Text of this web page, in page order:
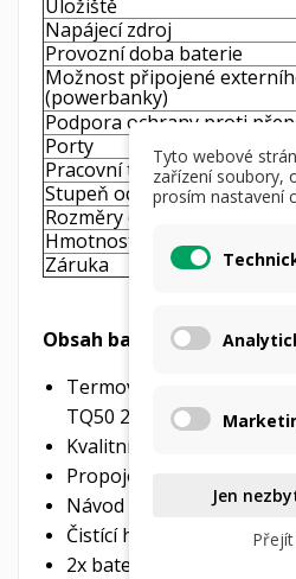
Úložiště
Napájecí zdroj
Provozní doba baterie
Možnost připojené
(powerbanky)
Podpora ochrany proti
Porty
Pracovní teplota
Stupeň ochrany
Rozměry (D x Š x H)
Hmotnost
Záruka
Obsah balení:
Termovizní
TQ50 2.0
Kvalitní transportní taška
Propojovací kabel USB-C
Návod v češtině
Čistící hadřík na optiku
2x baterie pro Hikmicro
Tyto webové
zařízení soubory,
prosím nastavení
Jen